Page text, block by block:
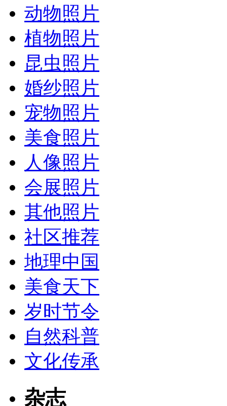
动物照片
植物照片
昆虫照片
婚纱照片
宠物照片
美食照片
人像照片
会展照片
其他照片
社区推荐
地理中国
美食天下
岁时节令
自然科普
文化传承
杂志